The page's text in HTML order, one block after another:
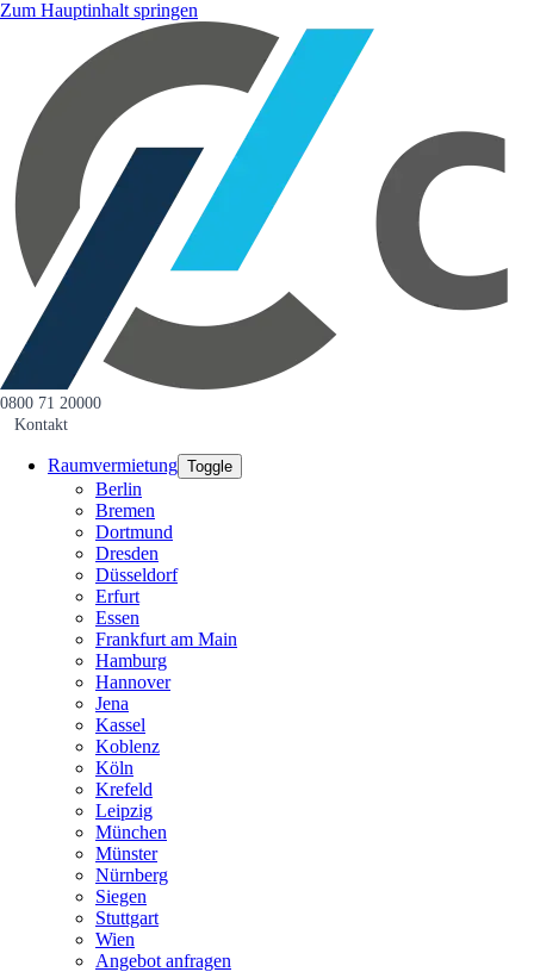
Zum Hauptinhalt springen
0800 71 20000
Kontakt
Raumvermietung Toggle
Berlin
Bremen
Dortmund
Dresden
Düsseldorf
Erfurt
Essen
Frankfurt am Main
Hamburg
Hannover
Jena
Kassel
Koblenz
Köln
Krefeld
Leipzig
München
Münster
Nürnberg
Siegen
Stuttgart
Wien
Angebot anfragen